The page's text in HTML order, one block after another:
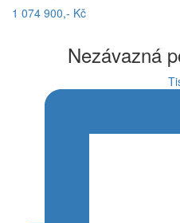
1 074 900,- Kč
Nezávazná